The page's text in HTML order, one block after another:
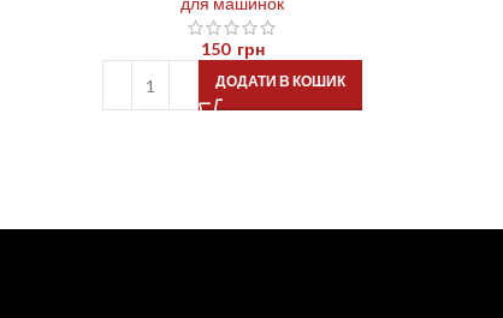
150 грн
ДОДАТИ В КОШИК